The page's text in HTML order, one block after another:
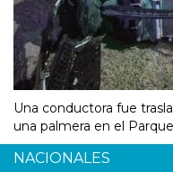
Una conductora fue
una palmera en el
NACIONALES